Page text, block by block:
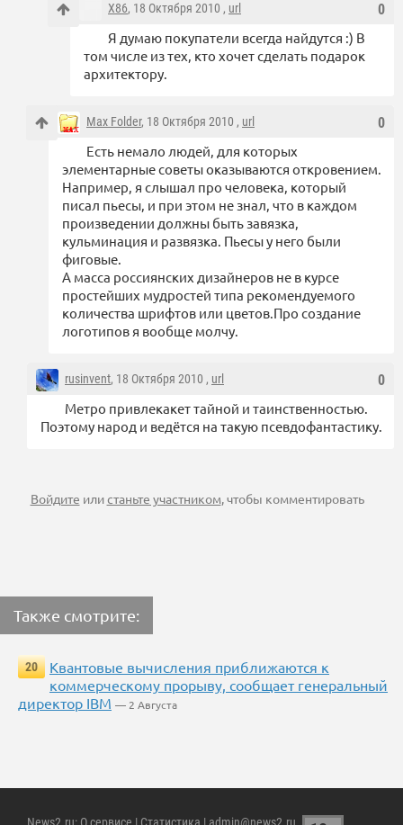
0
X86, 18 Октября 2010 , url
Я думаю покупатели всегда найдутся :) В
том числе из тех, кто хочет сделать подарок
архитектору.
0
Max Folder, 18 Октября 2010 , url
Есть немало людей, для которых
элементарные советы оказываются откровением.
Например, я слышал про человека, который
писал пьесы, и при этом не знал, что в каждом
произведении должны быть завязка,
кульминация и развязка. Пьесы у него были
фиговые.
А масса россиянских дизайнеров не в курсе
простейших мудростей типа рекомендуемого
количества шрифтов или цветов.Про создание
логотипов я вообще молчу.
0
rusinvent, 18 Октября 2010 , url
Метро привлекакет тайной и таинственностью.
Поэтому народ и ведётся на такую псевдофантастику.
Войдите илистаньте участником, чтобы комментировать
Также смотрите:
20
Квантовые вычисления приближаются к
коммерческому прорыву, сообщает генеральный
директор IBM — 2 Августа